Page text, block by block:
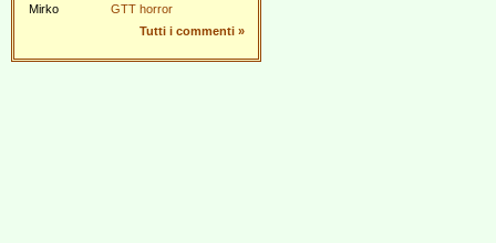
Mirko
GTT horror
Tutti i commenti »